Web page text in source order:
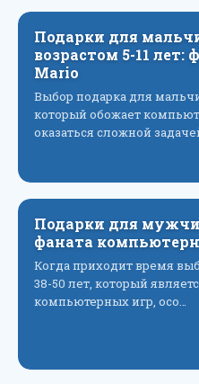
Подарки для
возрастом 5-11 лет:
Mario
Выбор подарка для
который обожает
оказаться сложной
Подарки для
фаната
Когда приходит время
38-50 лет, который
компьютерных игр, осо…